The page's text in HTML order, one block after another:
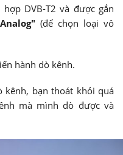
DVB-T2 và được gắn
(để chọn loại vô
hành dò kênh.
kênh, bạn thoát khỏi quá
mà mình dò được và